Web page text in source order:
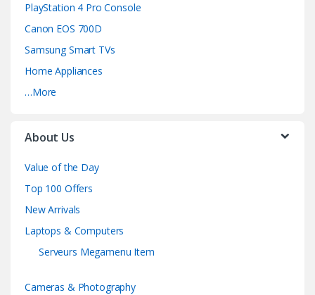
PlayStation 4 Pro Console
Canon EOS 700D
Samsung Smart TVs
Home Appliances
…More
About Us
Value of the Day
Top 100 Offers
New Arrivals
Laptops & Computers
Serveurs Megamenu Item
Cameras & Photography